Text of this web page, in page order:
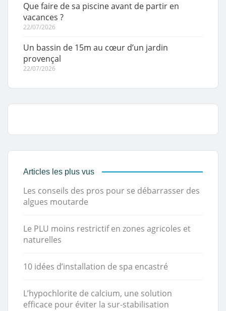
Que faire de sa piscine avant de partir en
vacances ?
22/07/2026
Un bassin de 15m au cœur d’un jardin
provençal
22/07/2026
Articles les plus vus
Les conseils des pros pour se débarrasser des
algues moutarde
Le PLU moins restrictif en zones agricoles et
naturelles
10 idées d’installation de spa encastré
L’hypochlorite de calcium, une solution
efficace pour éviter la sur-stabilisation